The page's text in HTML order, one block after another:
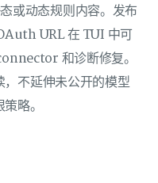
或动态规则内容。发布
URL 在 TUI 中可
和诊断修复。
不延伸未公开的模型
略。